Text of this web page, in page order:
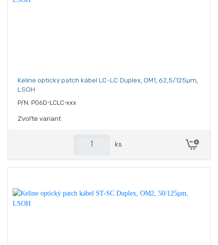
Keline optický patch kábel LC-LC Duplex, OM1, 62,5/125µm,
LSOH
P/N: P06D-LCLC-xxx
Zvoľte variant
ks